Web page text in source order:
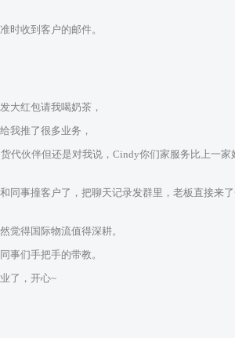
时收到客户的邮件。
大红包请我喝奶茶，
我推了很多业务，
代伙伴但还是对我说，Cindy你们家服务比上一家
同事撞客户了，把聊天记录发群里，老板直接来
觉得国际物流值得深耕。
事们手把手的带教。
了，开心~